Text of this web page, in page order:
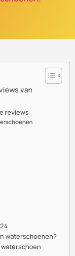
van
reviews
waterschoenen?